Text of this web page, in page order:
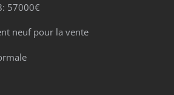
57000€
neuf pour la vente